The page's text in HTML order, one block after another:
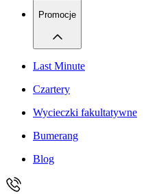
Promocje
Last Minute
Czartery
Wycieczki fakultatywne
Bumerang
Blog